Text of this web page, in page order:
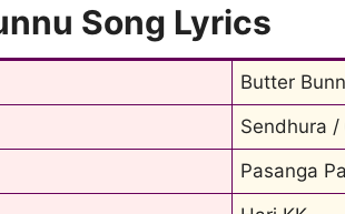
Song Lyrics
Butter
Sendhura /
Pasanga